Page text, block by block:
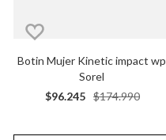
Botin Mujer Kinetic impact wp
Sorel
$174.990
$96.245